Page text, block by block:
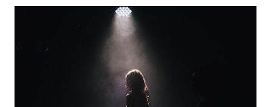
arriba) 3. Se abrirá una columna a la derecha que tiene el
nombre de "configuración". 4. Ve hasta abajo de la columna y
da click en "Ver toda la configuración de outlook" 5. Se
abrirá una ventana. En esa ve a "calendario" en el menu
izquierdo de esta ventana 6. Aparecerá la sección "Vista" al
lado derecho de esta ventana 7. Baja hasta el final de esta